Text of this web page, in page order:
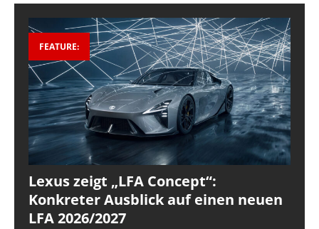
FEATURE:
Lexus zeigt „LFA Concept“:
Konkreter Ausblick auf einen neuen
LFA 2026/2027